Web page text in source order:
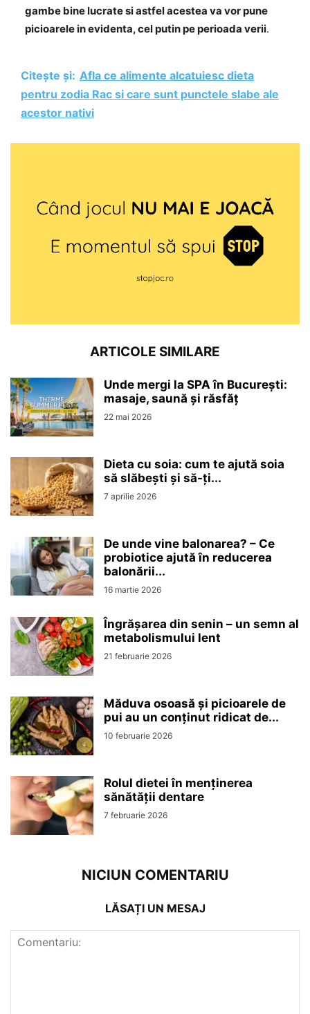
gambe bine lucrate si astfel acestea va vor pune
picioarele in evidenta, cel putin pe perioada verii.
Citește și: Afla ce alimente alcatuiesc dieta
pentru zodia Rac si care sunt punctele slabe ale
acestor nativi
ARTICOLE SIMILARE
Unde mergi la SPA în București:
masaje, saună și răsfăț
22 mai 2026
Dieta cu soia: cum te ajută soia
să slăbești și să-ți...
7 aprilie 2026
De unde vine balonarea? – Ce
probiotice ajută în reducerea
balonării...
16 martie 2026
Îngrășarea din senin – un semn al
metabolismului lent
21 februarie 2026
Măduva osoasă și picioarele de
pui au un conținut ridicat de...
10 februarie 2026
Rolul dietei în menținerea
sănătății dentare
7 februarie 2026
NICIUN COMENTARIU
LĂSAȚI UN MESAJ